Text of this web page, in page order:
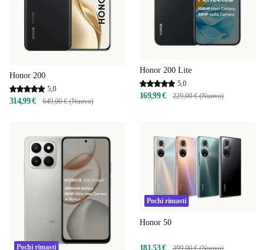
Honor 200
5,0
314,99 € 649,00 € (Nuovo)
Honor 200 Lite
5,0
169,99 € 229,00 € (Nuovo)
Pochi rimasti
Pochi rimasti
Honor 50
181,53 € 399,00 € (Nuovo)